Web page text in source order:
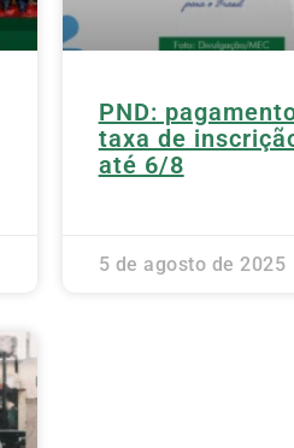
PND:
taxa de
até 6/8
5 de agosto de 2025